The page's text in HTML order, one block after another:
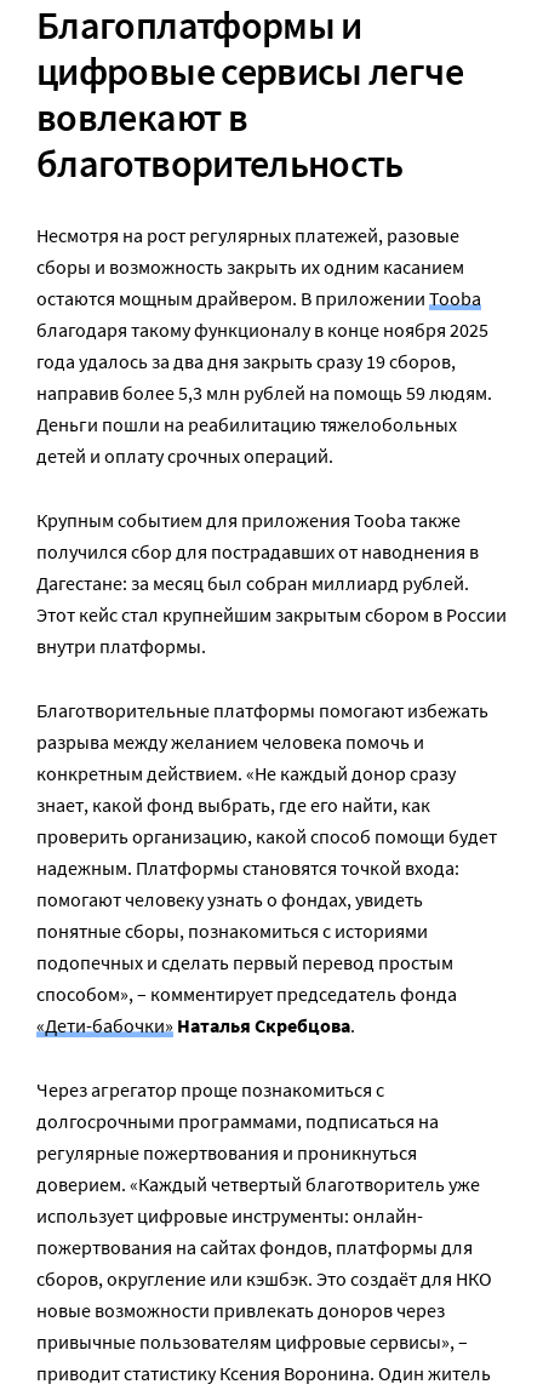
Благоплатформы и
цифровые сервисы легче
вовлекают в
благотворительность
Несмотря на рост регулярных платежей, разовые
сборы и возможность закрыть их одним касанием
остаются мощным драйвером. В приложении Tooba
благодаря такому функционалу в конце ноября 2025
года удалось за два дня закрыть сразу 19 сборов,
направив более 5,3 млн рублей на помощь 59 людям.
Деньги пошли на реабилитацию тяжелобольных
детей и оплату срочных операций.
Крупным событием для приложения Tooba также
получился сбор для пострадавших от наводнения в
Дагестане: за месяц был собран миллиард рублей.
Этот кейс стал крупнейшим закрытым сбором в России
внутри платформы.
Благотворительные платформы помогают избежать
разрыва между желанием человека помочь и
конкретным действием. «Не каждый донор сразу
знает, какой фонд выбрать, где его найти, как
проверить организацию, какой способ помощи будет
надежным. Платформы становятся точкой входа:
помогают человеку узнать о фондах, увидеть
понятные сборы, познакомиться с историями
подопечных и сделать первый перевод простым
способом», – комментирует председатель фонда
«Дети-бабочки» Наталья Скребцова.
Через агрегатор проще познакомиться с
долгосрочными программами, подписаться на
регулярные пожертвования и проникнуться
доверием. «Каждый четвертый благотворитель уже
использует цифровые инструменты: онлайн-
пожертвования на сайтах фондов, платформы для
сборов, округление или кэшбэк. Это создаёт для НКО
новые возможности привлекать доноров через
привычные пользователям цифровые сервисы», –
приводит статистику Ксения Воронина. Один житель